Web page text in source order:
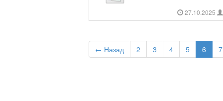
27.10.2025
← Назад 2 3 4 5 6 7